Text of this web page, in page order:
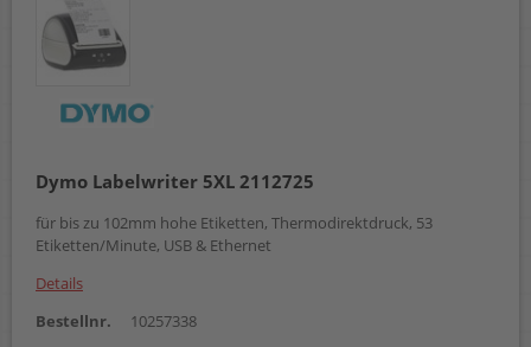
Dymo Labelwriter 5XL 2112725
für bis zu 102mm hohe Etiketten, Thermodirektdruck, 53
Etiketten/Minute, USB & Ethernet
Details
Bestellnr.
10257338